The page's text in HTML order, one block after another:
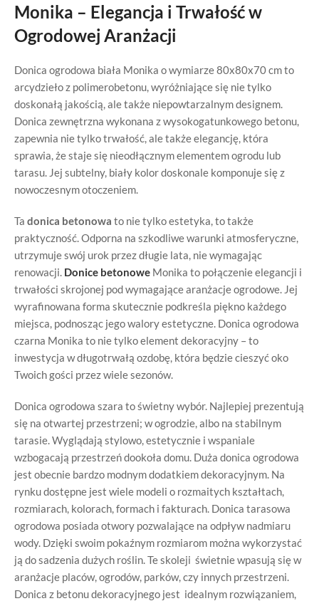
Monika – Elegancja i Trwałość w
Ogrodowej Aranżacji
Donica ogrodowa biała Monika o wymiarze 80x80x70 cm to
arcydzieło z polimerobetonu, wyróżniające się nie tylko
doskonałą jakością, ale także niepowtarzalnym designem.
Donica zewnętrzna wykonana z wysokogatunkowego betonu,
zapewnia nie tylko trwałość, ale także elegancję, która
sprawia, że staje się nieodłącznym elementem ogrodu lub
tarasu. Jej subtelny, biały kolor doskonale komponuje się z
nowoczesnym otoczeniem.
Ta donica betonowa to nie tylko estetyka, to także
praktyczność. Odporna na szkodliwe warunki atmosferyczne,
utrzymuje swój urok przez długie lata, nie wymagając
renowacji. Donice betonowe Monika to połączenie elegancji i
trwałości skrojonej pod wymagające aranżacje ogrodowe. Jej
wyrafinowana forma skutecznie podkreśla piękno każdego
miejsca, podnosząc jego walory estetyczne. Donica ogrodowa
czarna Monika to nie tylko element dekoracyjny – to
inwestycja w długotrwałą ozdobę, która będzie cieszyć oko
Twoich gości przez wiele sezonów.
Donica ogrodowa szara to świetny wybór. Najlepiej prezentują
się na otwartej przestrzeni; w ogrodzie, albo na stabilnym
tarasie. Wyglądają stylowo, estetycznie i wspaniale
wzbogacają przestrzeń dookoła domu. Duża donica ogrodowa
jest obecnie bardzo modnym dodatkiem dekoracyjnym. Na
rynku dostępne jest wiele modeli o rozmaitych kształtach,
rozmiarach, kolorach, formach i fakturach. Donica tarasowa
ogrodowa posiada otwory pozwalające na odpływ nadmiaru
wody. Dzięki swoim pokaźnym rozmiarom można wykorzystać
ją do sadzenia dużych roślin. Te skoleji świetnie wpasują się w
aranżacje placów, ogrodów, parków, czy innych przestrzeni.
Donica z betonu dekoracyjnego jest idealnym rozwiązaniem,